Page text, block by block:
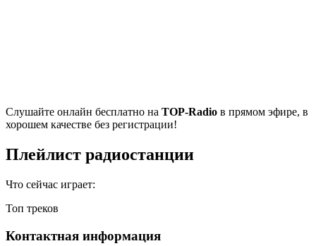
Cлушайте онлайн бесплатно на TOP-Radio в прямом эфире, в
хорошем качестве без регистрации!
Плейлист радиостанции
Что сейчас играет:
Топ треков
Контактная информация